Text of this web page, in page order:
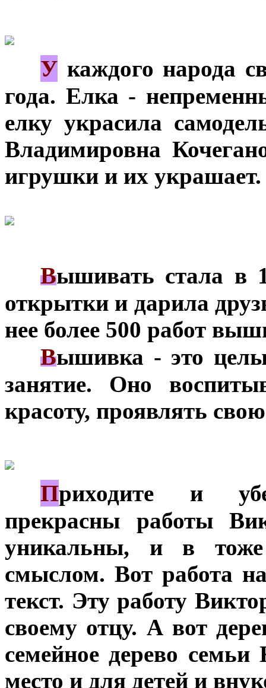
У каждого народа
года. Елка -
елку украсила
Владимировна
игрушки и их украшает.
Вышивать стала в
открытки и дарила
нее более 500 работ
Вышивка - это
занятие. Оно
красоту, проявлять
Приходите и
прекрасны работы
уникальны, и в
смыслом. Вот работа
текст. Эту работу
своему отцу. А вот
семейное дерево
место и для детей и